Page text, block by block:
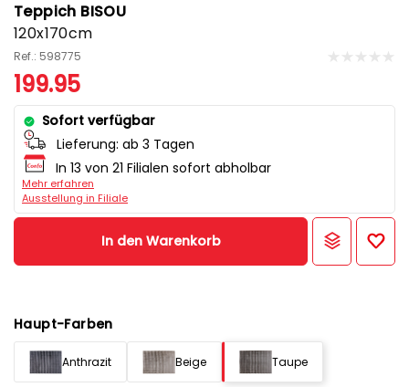
Teppich BISOU
120x170cm
Ref.: 598775
199.95
Sofort verfügbar
Lieferung: ab 3 Tagen
In 13 von 21 Filialen sofort abholbar
Mehr erfahren
Ausstellung in Filiale
In den Warenkorb
Haupt-Farben
Anthrazit Beige Taupe